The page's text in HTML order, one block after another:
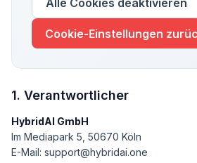
Cookie-Einstellungen
1. Verantwortlicher
HybridAI GmbH
Im Mediapark 5, 50670 Köln
E-Mail: support@hybridai.one